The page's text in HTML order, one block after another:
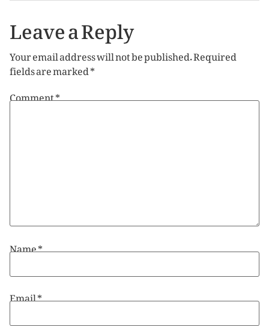
Leave a Reply
Your email address will not be published.Required
fields are marked*
Comment*
Name*
Email*